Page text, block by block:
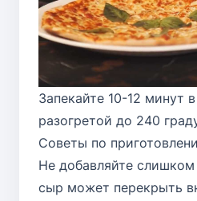
Запекайте 10-12 минут
разогретой до 240
Советы по
Не добавляйте
сыр может перекрыть